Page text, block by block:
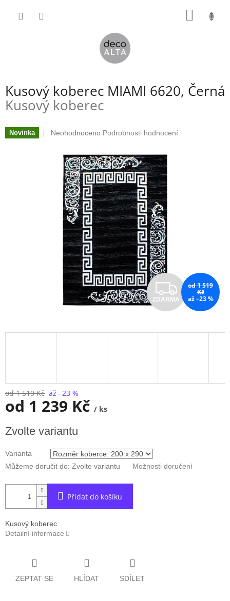
Kusový koberec MIAMI 6620, Černá
Kusový koberec
Novinka
Průměrné
hvězdiček.
Neohodnoceno Podrobnosti hodnocení
Z
D
A
ZDARMA
od 1 519
Kč
až –23 %
od 1 519 Kč až –23 %
od 1 239 Kč / ks
cena:
Zvolte variantu
Varianta
Můžeme doručit do: Zvolte variantu Možnosti doručení
Přidat do košíku
Kusový koberec
Detailní informace
ZEPTAT SE HLÍDAT SDÍLET